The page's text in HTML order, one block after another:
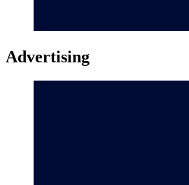
Advertising